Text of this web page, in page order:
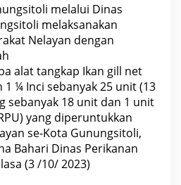
melalui Dinas
melaksanakan
Nelayan dengan
alat tangkap Ikan gill net
¼ Inci sebanyak 25 unit (13
sebanyak 18 unit dan 1 unit
yang diperuntukkan
se-Kota Gunungsitoli,
Bahari Dinas Perikanan
(3 /10/ 2023)